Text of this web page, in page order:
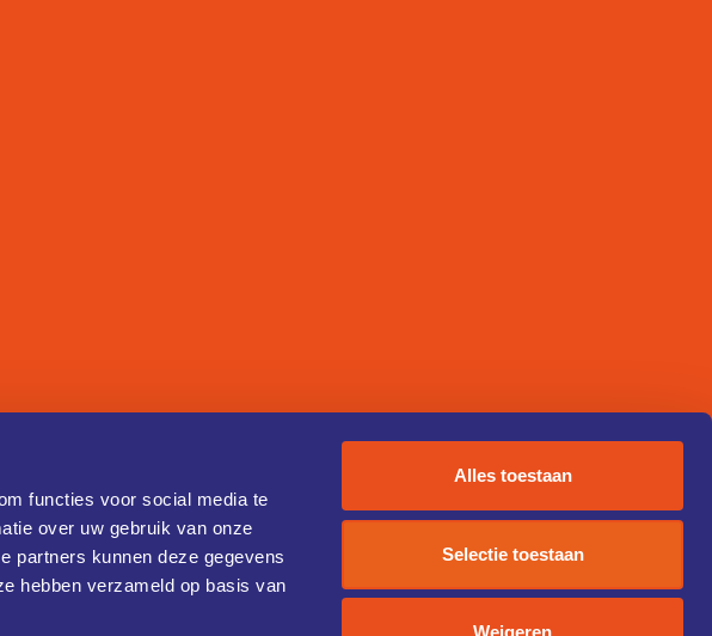
functies voor social media te
over uw gebruik van onze
partners kunnen deze gegevens
hebben verzameld op basis van
Alles toestaan
Selectie toestaan
Weigeren